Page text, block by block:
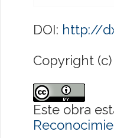
DOI: http://
Copyright
Este obra